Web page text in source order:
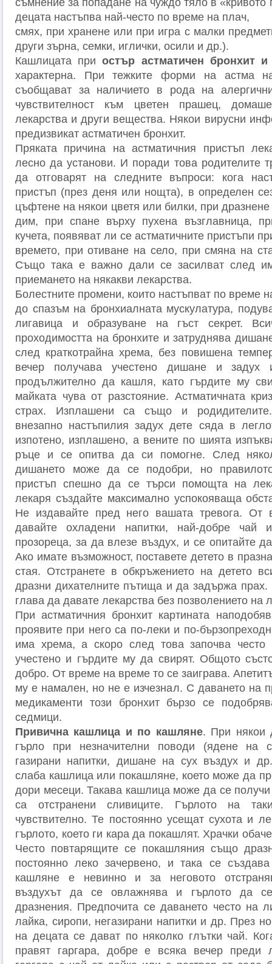
съмнение за попадане на чуждо тяло в «кривото
децата настъпва най-често по време на плач,
смях, при хранене или при игра с малки
други зърна, семки, иглички, осили и др.).
Кашлицата приостър астматичен бронхит
характерна. При тежките форми на астма
съобщават за наличието в рода на
чувствителност към цветен прашец,
лекарства и други вещества. Някои вирусни
предизвикат астматичен бронхит.
Пряката причина на астматичния пристъп
лесно да установи. И поради това родителите
да отговарят на следните въпроси: кога
пристъп (през деня или нощта), в определен
цъфтене на някои цветя или билки, при
дим, при спане върху пухена възглавница,
кучета, появяват ли се астматичните пристъпи
времето, при отиване на село, при смяна на
Също така е важно дали се засилват след
приемането на някакви лекарства.
Болестните промени, които настъпват по време
до спазъм на бронхиалната мускулатура,
лигавица и образуване на гъст секрет.
проходимостта на бронхите и затруднява
след краткотрайна хрема, без повишена
вечер получава учестено дишане и задух
продължително да кашля, като гърдите му
майката чува от разстояние. Астматичната
страх. Изплашени са също и
внезапно настъпилия задух дете сяда в
изпотено, изплашено, а вените по шията
ръце и се опитва да си помогне. След
дишането може да се подобри, но
пристъп спешно да се търси помощта на
лекаря създайте максимално успокояваща
Не издавайте пред него вашата тревога.
давайте охладени напитки, най-добре чай
прозореца, за да влезе въздух, и се опитайте
Ако имате възможност, поставете детето в
стая. Отстранете в обкръжението на детето
дразни дихателните пътища и да задържа прах.
глава да давате лекарства без позволението на
При астматичния бронхит картината
проявите при него са по-леки и по-
има хрема, а скоро след това започва
учестено и гърдите му да свирят. Общото
добро. От време на време то се заиграва.
му е намален, но не е изчезнал. С даването на
медикаменти този бронхит бързо се
седмици.
Привична кашлица и по кашляне. При някои
гърло при незначителни поводи (ядене на
газирани напитки, дишане на сух въздух и
слаба кашлица или покашляне, което може да
дори месеци. Такава кашлица може да се
са отстранени сливиците. Гърлото на
чувствително. Те постоянно усещат сухота и
гърлото, което ги кара да покашлят. Храчки
Често повтарящите се покашляния също
постоянно леко зачервено, и така се
кашляне е невинно и за неговото
въздухът да се овлажнява и гърлото да
дразнения. Предпочита се даването често на
лайка, сиропи, негазирани напитки и др. През
на децата се дават по няколко глътки чай.
правят гаргара, добре е всяка вечер преди